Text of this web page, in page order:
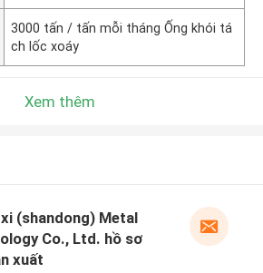
3000 tấn / tấn mỗi tháng Ống khói tá
ch lốc xoáy
Xem thêm
(shandong) Metal
Co., Ltd. hồ sơ
xuất